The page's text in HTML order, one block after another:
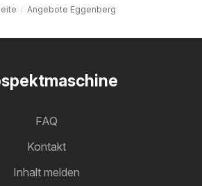
Angebote Eggenberg
FAQ
Kontakt
Inhalt melden